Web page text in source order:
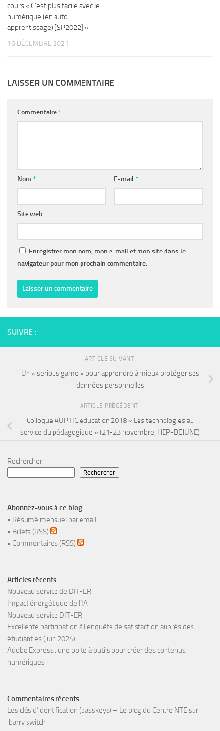
cours « C’est plus facile avec le
numérique (en auto-
apprentissage) [SP2022] »
16 DÉCEMBRE 2021
LAISSER UN COMMENTAIRE
Commentaire*
Nom * E-mail *
Site web
Enregistrer mon nom, mon e-mail et mon site dans le
navigateur pour mon prochain commentaire.
SUIVRE :
ARTICLE SUIVANT
Un « serious game » pour apprendre à mieux protéger ses
données personnelles
ARTICLE PRÉCÉDENT
Colloque AUPTIC.education 2018 « Les technologies au
service du pédagogique » (21-23 novembre, HEP-BEJUNE)
Rechercher
Rechercher
Abonnez-vous à ce blog
• Résumé mensuel par email
• Billets (RSS)
• Commentaires (RSS)
Articles récents
Nouveau service de DIT-ER
Impact énergétique de l’IA
Nouveau service DIT-ER
Excellente participation à l’enquête de satisfaction auprès des
étudiant·es (juin 2024)
Adobe Express : une boite à outils pour créer des contenus
numériques
Commentaires récents
Les clés d’identification (passkeys) – Le blog du Centre NTEsur
ibarry switch